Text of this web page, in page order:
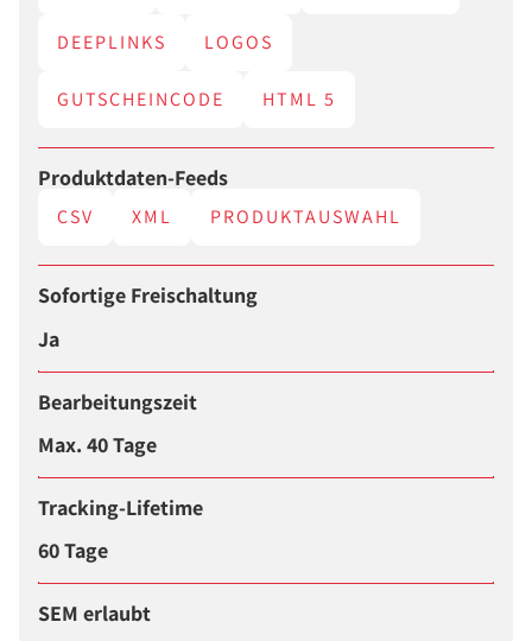
DEEPLINKS LOGOS
GUTSCHEINCODE HTML 5
Produktdaten-Feeds
CSV XML PRODUKTAUSWAHL
Sofortige Freischaltung
Ja
Bearbeitungszeit
Max. 40 Tage
Tracking-Lifetime
60 Tage
SEM erlaubt